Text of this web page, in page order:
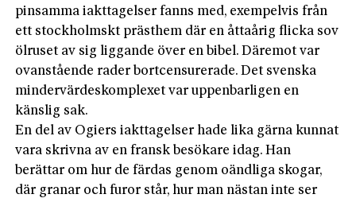
pinsamma iakttagelser fanns med, exempelvis från
ett stockholmskt prästhem där en åttaårig flicka sov
ölruset av sig liggande över en bibel. Däremot var
ovanstående rader bortcensurerade. Det svenska
mindervärdeskomplexet var uppenbarligen en
känslig sak.
En del av Ogiers iakttagelser hade lika gärna kunnat
vara skrivna av en fransk besökare idag. Han
berättar om hur de färdas genom oändliga skogar,
där granar och furor står, hur man nästan inte ser